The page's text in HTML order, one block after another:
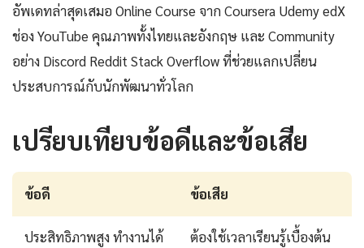
อัพเดทล่าสุดเสมอ Online Course จาก Coursera Udemy edX
ช่อง YouTube คุณภาพทั้งไทยและอังกฤษ และ Community
อย่าง Discord Reddit Stack Overflow ที่ช่วยแลกเปลี่ยน
ประสบการณ์กับนักพัฒนาทั่วโลก
เปรียบเทียบข้อดีและข้อเสีย
ข้อดี ข้อเสีย
ประสิทธิภาพสูง ทำงานได้
ต้องใช้เวลาเรียนรู้เบื้องต้น